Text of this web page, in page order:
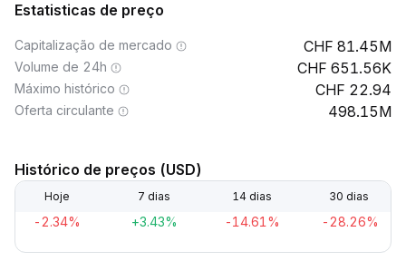
Estatisticas de preço
Capitalização de mercado 81.45M
Volume de 24h 651.56K
Máximo histórico 22.94
Oferta circulante 498.15M
Histórico de preços (USD)
Hoje 7 dias 14 dias 30 dias
-2.34% +3.43% -14.61% -28.26%